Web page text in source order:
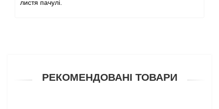
листя пачулі.
РЕКОМЕНДОВАНІ ТОВАРИ
Anne Fontaine
Antonio Banderas